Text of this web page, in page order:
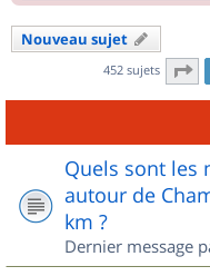
Nouveau sujet
452 sujets
Quels sont les
autour de
km ?
Dernier message